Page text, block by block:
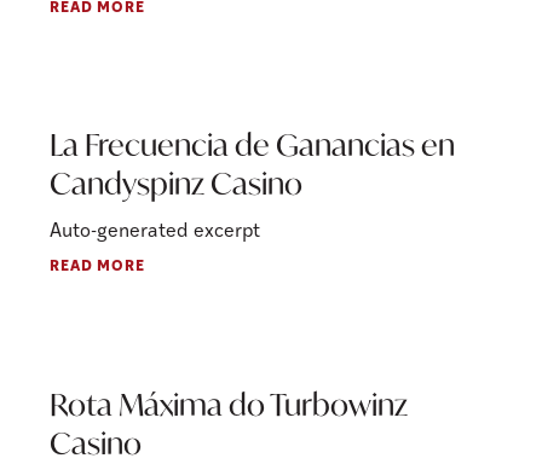
READ MORE
La Frecuencia de Ganancias en
Candyspinz Casino
Auto-generated excerpt
READ MORE
Rota Máxima do Turbowinz
Casino